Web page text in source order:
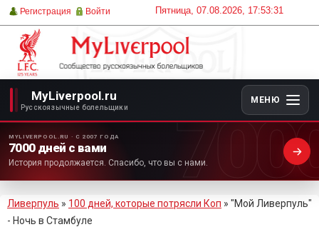
Пятница, 07.08.2026, 17:53:31
Регистрация Войти
MyLiverpool.ru
Русскоязычные болельщики
МЕНЮ
MYLIVERPOOL.RU · С 2007 ГОДА
7000 дней с вами
История продолжается. Спасибо, что вы с нами.
Ливерпуль » 100 дней, которые потрясли Коп » "Мой Ливерпуль"
- Ночь в Стамбуле